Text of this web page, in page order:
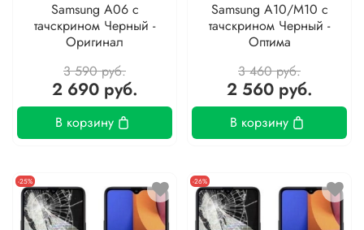
Samsung A06 с
тачскрином Черный -
Оригинал
3 590 руб.
2 690 руб.
В корзину
Samsung A10/M10 с
тачскрином Черный -
Оптима
3 460 руб.
2 560 руб.
В корзину
-25% -26%